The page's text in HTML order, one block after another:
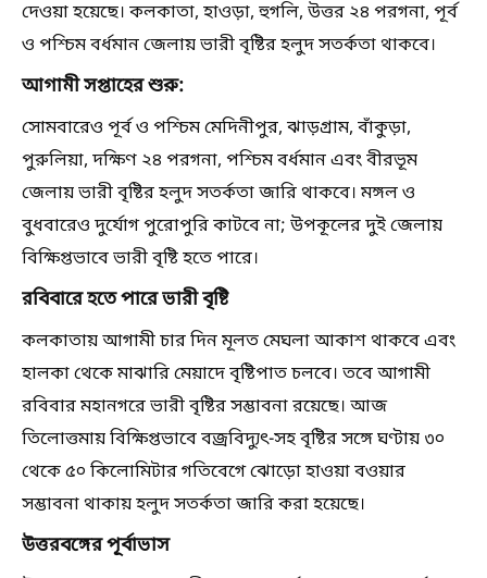
দেওয়া হয়েছে। কলকাতা, হাওড়া, হুগলি, উত্তর ২৪ পরগনা, পূর্ব
ও পশ্চিম বর্ধমান জেলায় ভারী বৃষ্টির হলুদ সতর্কতা থাকবে।
আগামী সপ্তাহের শুরু:
সোমবারেও পূর্ব ও পশ্চিম মেদিনীপুর, ঝাড়গ্রাম, বাঁকুড়া,
পুরুলিয়া, দক্ষিণ ২৪ পরগনা, পশ্চিম বর্ধমান এবং বীরভূম
জেলায় ভারী বৃষ্টির হলুদ সতর্কতা জারি থাকবে। মঙ্গল ও
বুধবারেও দুর্যোগ পুরোপুরি কাটবে না; উপকূলের দুই জেলায়
বিক্ষিপ্তভাবে ভারী বৃষ্টি হতে পারে।
রবিবারে হতে পারে ভারী বৃষ্টি
কলকাতায় আগামী চার দিন মূলত মেঘলা আকাশ থাকবে এবং
হালকা থেকে মাঝারি মেয়াদে বৃষ্টিপাত চলবে। তবে আগামী
রবিবার মহানগরে ভারী বৃষ্টির সম্ভাবনা রয়েছে। আজ
তিলোত্তমায় বিক্ষিপ্তভাবে বজ্রবিদ্যুৎ-সহ বৃষ্টির সঙ্গে ঘণ্টায় ৩০
থেকে ৫০ কিলোমিটার গতিবেগে ঝোড়ো হাওয়া বওয়ার
সম্ভাবনা থাকায় হলুদ সতর্কতা জারি করা হয়েছে।
উত্তরবঙ্গের পূর্বাভাস